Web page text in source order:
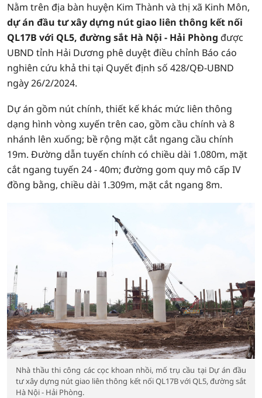
Nằm trên địa bàn huyện Kim Thành và thị xã Kinh Môn,
dự án đầu tư xây dựng nút giao liên thông kết nối
QL17B với QL5, đường sắt Hà Nội - Hải Phòng được
UBND tỉnh Hải Dương phê duyệt điều chỉnh Báo cáo
nghiên cứu khả thi tại Quyết định số 428/QĐ-UBND
ngày 26/2/2024.
Dự án gồm nút chính, thiết kế khác mức liên thông
dạng hình vòng xuyến trên cao, gồm cầu chính và 8
nhánh lên xuống; bề rộng mặt cắt ngang cầu chính
19m. Đường dẫn tuyến chính có chiều dài 1.080m, mặt
cắt ngang tuyến 24 - 40m; đường gom quy mô cấp IV
đồng bằng, chiều dài 1.309m, mặt cắt ngang 8m.
Nhà thầu thi công các cọc khoan nhồi, mố trụ cầu tại Dự án đầu
tư xây dựng nút giao liên thông kết nối QL17B với QL5, đường sắt
Hà Nội - Hải Phòng.